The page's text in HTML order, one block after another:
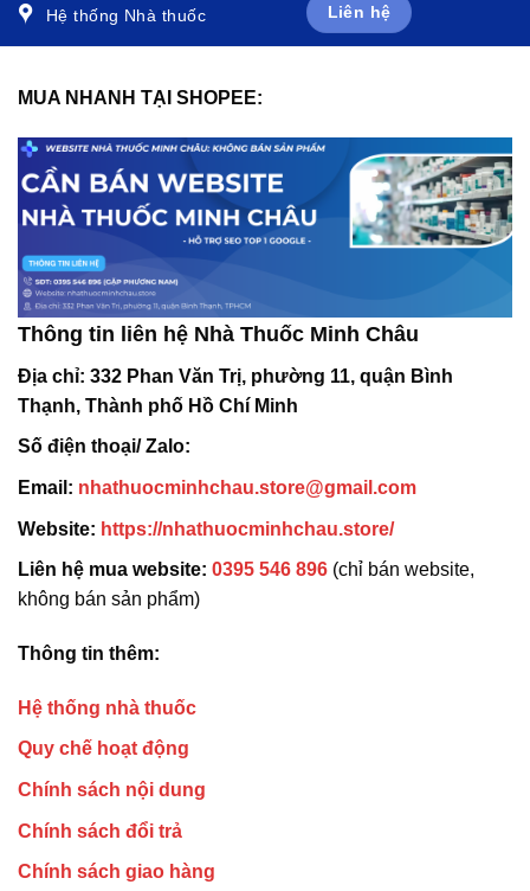
Hệ thống Nhà thuốc Liên hệ
MUA NHANH TẠI SHOPEE:
Thông tin liên hệ Nhà Thuốc Minh Châu
Địa chỉ: 332 Phan Văn Trị, phường 11, quận Bình
Thạnh, Thành phố Hồ Chí Minh
Số điện thoại/ Zalo:
Email: nhathuocminhchau.store@gmail.com
Website: https://nhathuocminhchau.store/
Liên hệ mua website: 0395 546 896 (chỉ bán website,
không bán sản phẩm)
Thông tin thêm:
Hệ thống nhà thuốc
Quy chế hoạt động
Chính sách nội dung
Chính sách đổi trả
Chính sách giao hàng